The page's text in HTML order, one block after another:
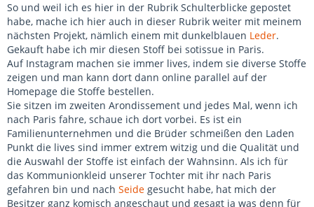
So und weil ich es hier in der Rubrik Schulterblicke gepostet
habe, mache ich hier auch in dieser Rubrik weiter mit meinem
nächsten Projekt, nämlich einem mit dunkelblauen Leder.
Gekauft habe ich mir diesen Stoff bei sotissue in Paris.
Auf Instagram machen sie immer lives, indem sie diverse Stoffe
zeigen und man kann dort dann online parallel auf der
Homepage die Stoffe bestellen.
Sie sitzen im zweiten Arondissement und jedes Mal, wenn ich
nach Paris fahre, schaue ich dort vorbei. Es ist ein
Familienunternehmen und die Brüder schmeißen den Laden
Punkt die lives sind immer extrem witzig und die Qualität und
die Auswahl der Stoffe ist einfach der Wahnsinn. Als ich für
das Kommunionkleid unserer Tochter mit ihr nach Paris
gefahren bin und nach Seide gesucht habe, hat mich der
Besitzer ganz komisch angeschaut und gesagt ja was denn für